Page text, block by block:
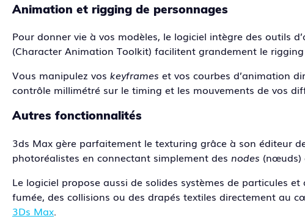
Animation et rigging de personnages
Pour donner vie à vos modèles, le logiciel intègre des outils
(Character Animation Toolkit) facilitent grandement le
Vous manipulez vos keyframes et vos courbes d’animation
contrôle millimétré sur le timing et les mouvements de vos
Autres fonctionnalités
3ds Max gère parfaitement le texturing grâce à son éditeur
photoréalistes en connectant simplement des nodes (nœuds)
Le logiciel propose aussi de solides systèmes de particules
fumée, des collisions ou des drapés textiles directement au
3Ds Max.